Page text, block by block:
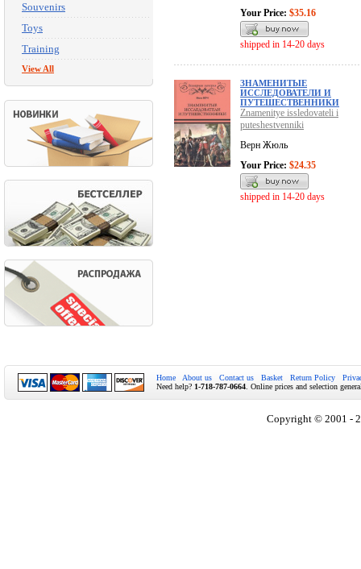
Souvenirs
Toys
Training
View All
Your Price: $35.16
shipped in 14-20 days
ЗНАМЕНИТЫЕ
ИССЛЕДОВАТЕЛИ И
ПУТЕШЕСТВЕННИКИ
Znamenitye issledovateli i
puteshestvenniki
Верн Жюль
Your Price: $24.35
shipped in 14-20 days
Home About us Contact us Basket Return Policy
Need help? 1-718-787-0664 . Online prices and selection
Copyright © 2001 -